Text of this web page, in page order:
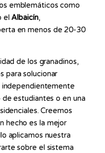
emblemáticos como
elAlbaicín,
en menos de 20-30
de los granadinos,
para solucionar
independientemente
estudiantes o en una
Creemos
hecho es la mejor
aplicamos nuestra
sobre el sistema